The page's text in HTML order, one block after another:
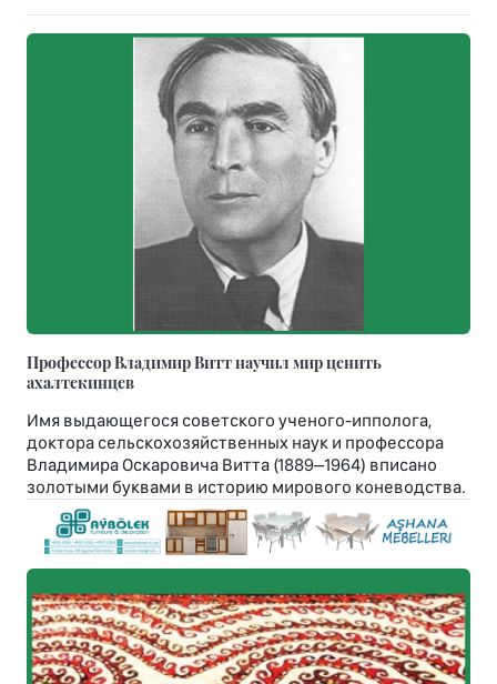
Профессор Владимир Витт научил мир ценить
ахалтекинцев
Имя выдающегося советского ученого-ипполога,
доктора сельскохозяйственных наук и профессора
Владимира Оскаровича Витта (1889–1964) вписано
золотыми буквами в историю мирового коневодства.